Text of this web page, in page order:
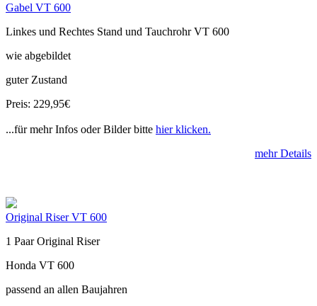
Gabel VT 600
Linkes und Rechtes Stand und Tauchrohr VT 600
wie abgebildet
guter Zustand
Preis: 229,95€
...für mehr Infos oder Bilder bitte hier klicken.
mehr Details
Original Riser VT 600
1 Paar Original Riser
Honda VT 600
passend an allen Baujahren